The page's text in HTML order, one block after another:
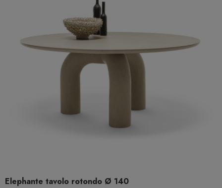
Elephante tavolo rotondo Ø 140